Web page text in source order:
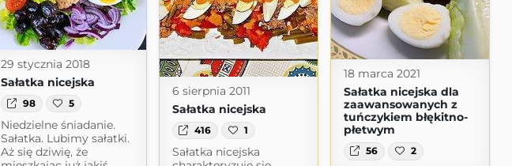
29 stycznia 2018
Sałatka nicejska
98 5
Niedzielne śniadanie.
Sałatka. Lubimy sałatki.
Aż się dziwię, że
18 marca 2021
Sałatka nicejska dla
zaawansowanych z
tuńczykiem błękitno-
płetwym
56 2
6 sierpnia 2011
Sałatka nicejska
416 1
Sałatka nicejska